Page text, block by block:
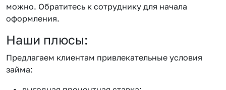
можно. Обратитесь к сотруднику для начала
оформления.
Наши плюсы:
Предлагаем клиентам привлекательные условия
займа: